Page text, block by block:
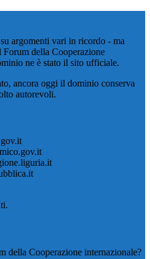
argomenti vari in ricordo - ma
Forum della Cooperazione
ne è stato il sito ufficiale.
ancora oggi il dominio conserva
autorevoli.
della Cooperazione internazionale?